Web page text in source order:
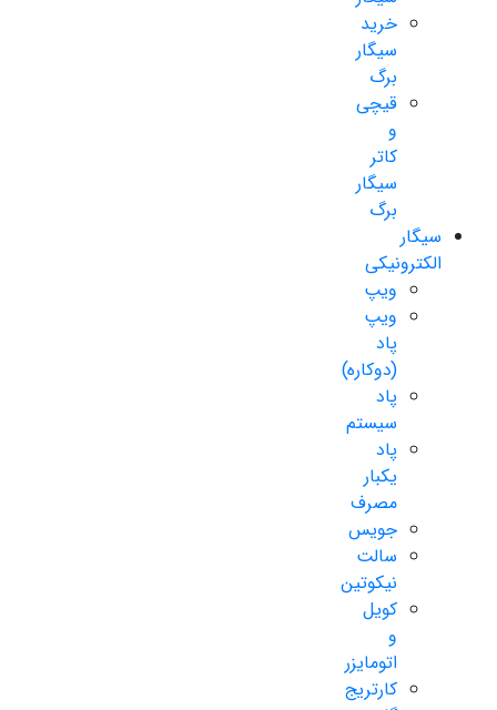
خرید
سیگار
برگ
قیچی
و
کاتر
سیگار
برگ
سیگار
الکترونیکی
ویپ
ویپ
پاد
(دوکاره)
پاد
سیستم
پاد
یکبار
مصرف
جویس
سالت
نیکوتین
کویل
و
اتومایزر
کارتریج